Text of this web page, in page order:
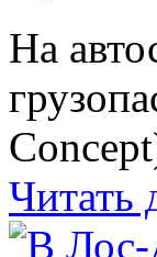
На
Читать